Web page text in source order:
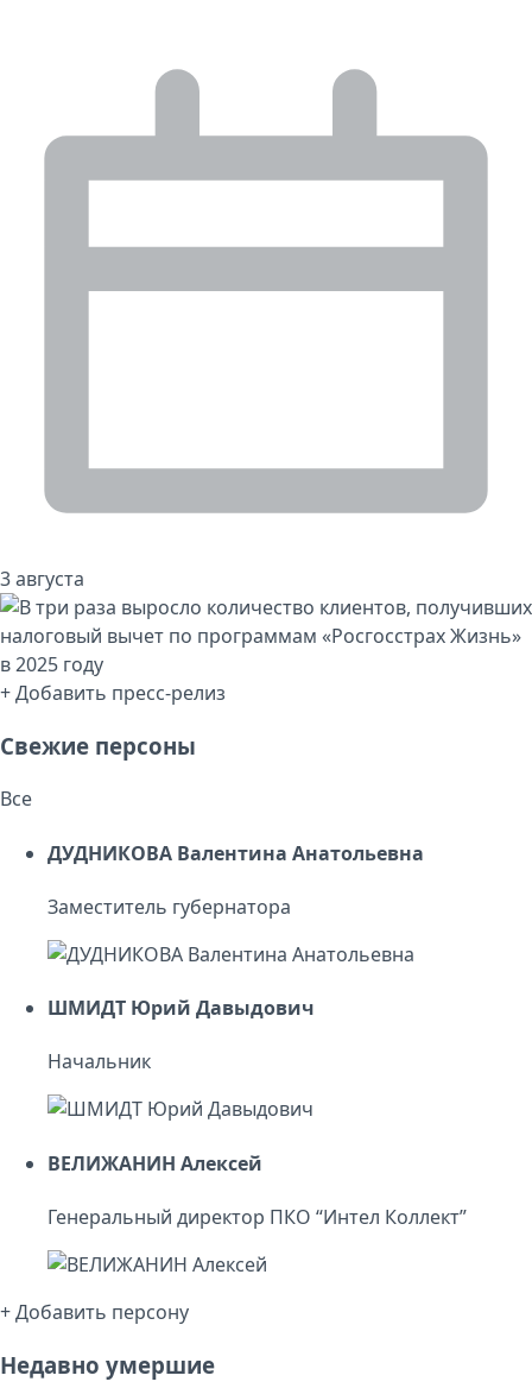
3 августа
+ Добавить пресс-релиз
Свежие персоны
Все
ДУДНИКОВА Валентина Анатольевна
Заместитель губернатора
ШМИДТ Юрий Давыдович
Начальник
ВЕЛИЖАНИН Алексей
Генеральный директор ПКО “Интел Коллект”
+ Добавить персону
Недавно умершие